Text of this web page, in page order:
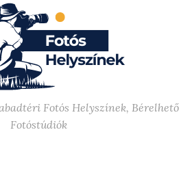
Fotós Helyszínek, Bérelhető
Fotóstúdiók